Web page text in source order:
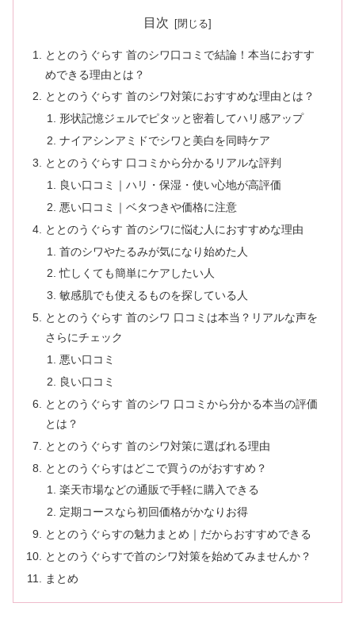
目次
ととのうぐらす 首のシワ口コミで結論！本当におすす
めできる理由とは？
ととのうぐらす 首のシワ対策におすすめな理由とは？
形状記憶ジェルでピタッと密着してハリ感アップ
ナイアシンアミドでシワと美白を同時ケア
ととのうぐらす 口コミから分かるリアルな評判
良い口コミ｜ハリ・保湿・使い心地が高評価
悪い口コミ｜ベタつきや価格に注意
ととのうぐらす 首のシワに悩む人におすすめな理由
首のシワやたるみが気になり始めた人
忙しくても簡単にケアしたい人
敏感肌でも使えるものを探している人
ととのうぐらす 首のシワ 口コミは本当？リアルな声を
さらにチェック
悪い口コミ
良い口コミ
ととのうぐらす 首のシワ 口コミから分かる本当の評価
とは？
ととのうぐらす 首のシワ対策に選ばれる理由
ととのうぐらすはどこで買うのがおすすめ？
楽天市場などの通販で手軽に購入できる
定期コースなら初回価格がかなりお得
ととのうぐらすの魅力まとめ｜だからおすすめできる
ととのうぐらすで首のシワ対策を始めてみませんか？
まとめ